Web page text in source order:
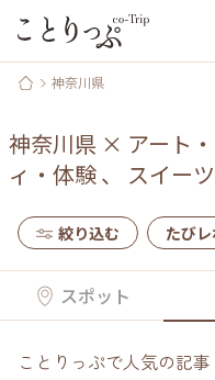
神奈川県
神奈川県 × アート
ィ・体験、 スイー
絞り込む たびレ
スポット
ことりっぷで人気の記事